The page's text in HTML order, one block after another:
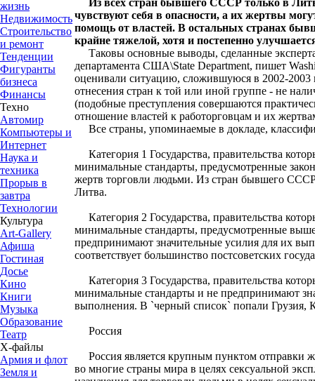
жизнь
Недвижимость
Строительство
и ремонт
Тенденции
Фигуранты
бизнеса
Финансы
Техно
Автомир
Компьютеры и
Интернет
Наука и
техника
Прорыв в
завтра
Технологии
Культура
Art-Gallery
Афиша
Гостиная
Досье
Кино
Книги
Музыка
Образование
Театр
Х-файлы
Армия и флот
Земля и
чувствуют себя в опасности, а их жертвы
помощь от властей. В остальных странах
крайне тяжелой, хотя и постепенно
Таковы основные выводы, сделанные
департамента США\State Department, пишет
оценивали ситуацию, сложившуюся в 2002-2003
отнесения стран к той или иной группе - не
(подобные преступления совершаются
отношение властей к работорговцам и их
Все страны, упоминаемые в докладе,
Категория 1 Государства, правительства
минимальные стандарты, предусмотренные
жертв торговли людьми. Из стран бывшего
Литва.
Категория 2 Государства, правительства
минимальные стандарты, предусмотренные
предпринимают значительные усилия для их
соответствует большинство постсоветских
Категория 3 Государства, правительства
минимальные стандарты и не предпринимают
выполнения. В `черный список` попали Грузия,
Россия
Россия является крупным пунктом отправки
во многие страны мира в целях сексуальной